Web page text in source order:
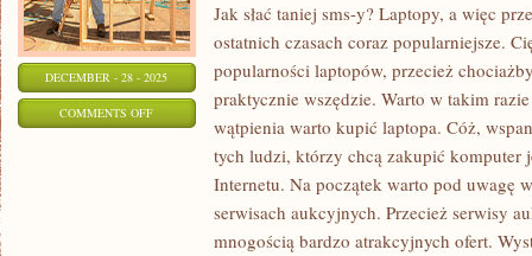
DECEMBER - 28 - 2025
COMMENTS OFFON
REKLAMOWAĆ
Jak słać taniej sms-y? Laptopy, a więc
ostatnich czasach coraz popularniejsze.
popularności laptopów, przecież
praktycznie wszędzie. Warto w takim
wątpienia warto kupić laptopa. Cóż,
tych ludzi, którzy chcą zakupić komputer
Internetu. Na początek warto pod uwagę
serwisach aukcyjnych. Przecież serwisy
mnogością bardzo atrakcyjnych ofert.